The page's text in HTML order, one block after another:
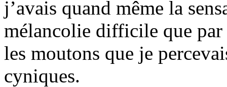
j’avais quand même la
mélancolie difficile que
les moutons que je
cyniques.